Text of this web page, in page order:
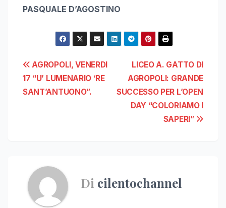
PASQUALE D’AGOSTINO
Navigazione
articoli
LICEO A. GATTO DI
AGROPOLI: GRANDE
SUCCESSO PER L’OPEN
DAY “COLORIAMO I
SAPERI”
AGROPOLI, VENERDI
17 “U’ LUMENARIO ‘RE
SANT’ANTUONO”.
Di cilentochannel